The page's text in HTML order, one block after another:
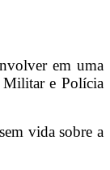
em uma
Militar e Polícia
vida sobre a